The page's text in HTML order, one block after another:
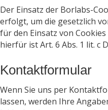
Der Einsatz der Borlabs-
erfolgt, um die gesetzlich
für den Einsatz von
hierfür ist Art. 6 Abs. 1 lit. c
Kontaktformular
Wenn Sie uns per
lassen, werden Ihre